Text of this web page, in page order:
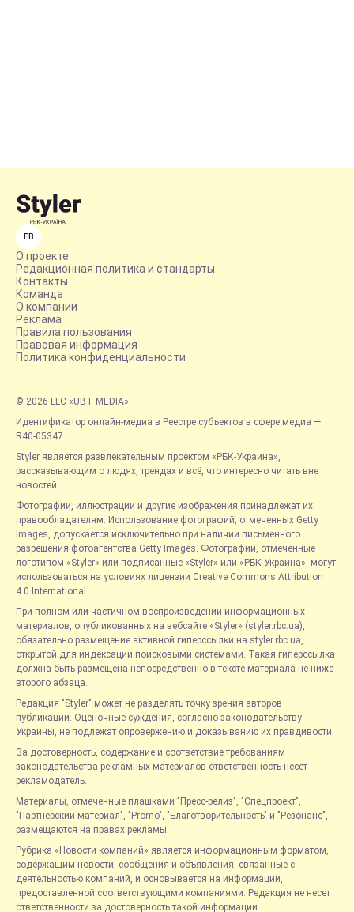
FB
О проекте
Редакционная политика и стандарты
Контакты
Команда
О компании
Реклама
Правила пользования
Правовая информация
Политика конфиденциальности
© 2026 LLC «UBT MEDIA»
Идентификатор онлайн-медиа в Реестре субъектов в сфере медиа —
R40-05347
Styler является развлекательным проектом «РБК-Украина»,
рассказывающим о людях, трендах и всё, что интересно читать вне
новостей.
Фотографии, иллюстрации и другие изображения принадлежат их
правообладателям. Использование фотографий, отмеченных Getty
Images, допускается исключительно при наличии письменного
разрешения фотоагентства Getty Images. Фотографии, отмеченные
логотипом «Styler» или подписанные «Styler» или «РБК-Украина», могут
использоваться на условиях лицензии Creative Commons Attribution
4.0 International.
При полном или частичном воспроизведении информационных
материалов, опубликованных на вебсайте «Styler» (styler.rbc.ua),
обязательно размещение активной гиперссылки на styler.rbc.ua,
открытой для индексации поисковыми системами. Такая гиперссылка
должна быть размещена непосредственно в тексте материала не ниже
второго абзаца.
Редакция "Styler" может не разделять точку зрения авторов
публикаций. Оценочные суждения, согласно законодательству
Украины, не подлежат опровержению и доказыванию их правдивости.
За достоверность, содержание и соответствие требованиям
законодательства рекламных материалов ответственность несет
рекламодатель.
Материалы, отмеченные плашками "Пресс-релиз", "Спецпроект",
"Партнерский материал", "Promo", "Благотворительность" и "Резонанс",
размещаются на правах рекламы.
Рубрика «Новости компаний» является информационным форматом,
содержащим новости, сообщения и объявления, связанные с
деятельностью компаний, и основывается на информации,
предоставленной соответствующими компаниями. Редакция не несет
ответственности за достоверность такой информации.